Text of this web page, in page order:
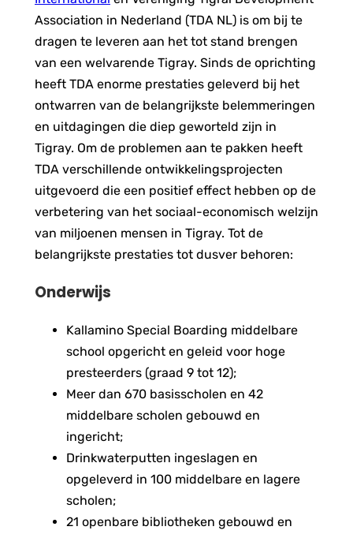
Association in Nederland (TDA NL) is om bij te
dragen te leveren aan het tot stand brengen
van een welvarende Tigray. Sinds de oprichting
heeft TDA enorme prestaties geleverd bij het
ontwarren van de belangrijkste belemmeringen
en uitdagingen die diep geworteld zijn in
Tigray. Om de problemen aan te pakken heeft
TDA verschillende ontwikkelingsprojecten
uitgevoerd die een positief effect hebben op de
verbetering van het sociaal-economisch welzijn
van miljoenen mensen in Tigray. Tot de
belangrijkste prestaties tot dusver behoren:
Onderwijs
Kallamino Special Boarding middelbare
school opgericht en geleid voor hoge
presteerders (graad 9 tot 12);
Meer dan 670 basisscholen en 42
middelbare scholen gebouwd en
ingericht;
Drinkwaterputten ingeslagen en
opgeleverd in 100 middelbare en lagere
scholen;
21 openbare bibliotheken gebouwd en